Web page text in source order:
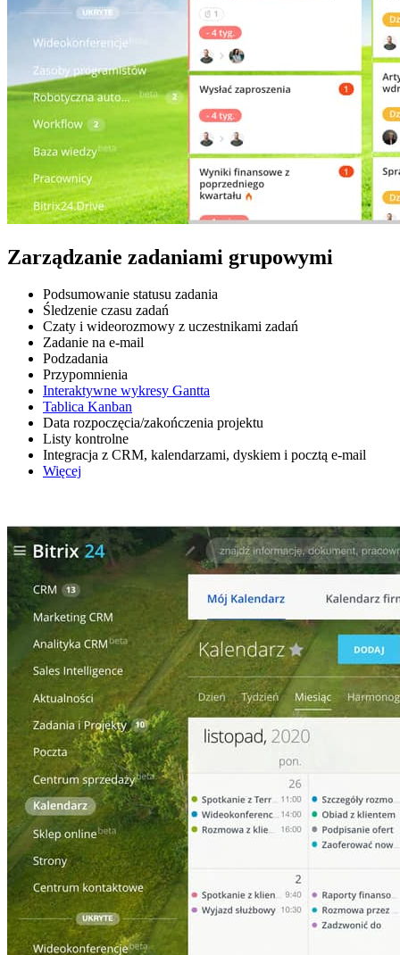
Zarządzanie zadaniami grupowymi
Podsumowanie statusu zadania
Śledzenie czasu zadań
Czaty i wideorozmowy z uczestnikami zadań
Zadanie na e-mail
Podzadania
Przypomnienia
Interaktywne wykresy Gantta
Tablica Kanban
Data rozpoczęcia/zakończenia projektu
Listy kontrolne
Integracja z CRM, kalendarzami, dyskiem i pocztą e-mail
Więcej